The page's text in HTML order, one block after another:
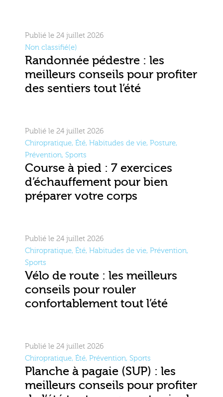
Publié le 24 juillet 2026
Non classifié(e)
Randonnée pédestre : les
meilleurs conseils pour profiter
des sentiers tout l’été
Publié le 24 juillet 2026
Chiropratique, Été, Habitudes de vie, Posture,
Prévention, Sports
Course à pied : 7 exercices
d’échauffement pour bien
préparer votre corps
Publié le 24 juillet 2026
Chiropratique, Été, Habitudes de vie, Prévention,
Sports
Vélo de route : les meilleurs
conseils pour rouler
confortablement tout l’été
Publié le 24 juillet 2026
Chiropratique, Été, Prévention, Sports
Planche à pagaie (SUP) : les
meilleurs conseils pour profiter